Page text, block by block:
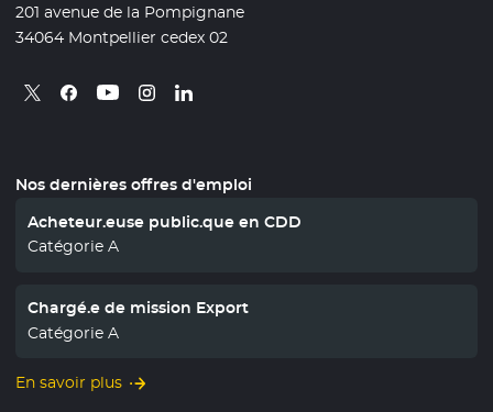
201 avenue de la Pompignane
34064 Montpellier cedex 02
Retrouvez nous sur X
- Nouvelle fenêtre
Retrouvez nous sur Facebook
- Nouvelle fenêtre
Retrouvez nous sur Youtube
- Nouvelle fenêtre
Retrouvez nous sur Instagram
- Nouvelle fenêtre
Retrouvez nous sur Linkedin
- Nouvelle fenêtre
Nos dernières offres d'emploi
Acheteur.euse public.que en CDD
Catégorie A
Chargé.e de mission Export
Catégorie A
En savoir plus